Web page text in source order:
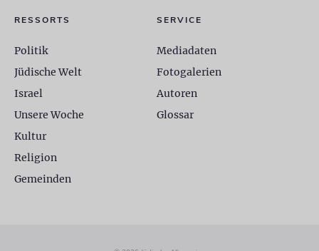
RESSORTS
Politik
Jüdische Welt
Israel
Unsere Woche
Kultur
Religion
Gemeinden
SERVICE
Mediadaten
Fotogalerien
Autoren
Glossar